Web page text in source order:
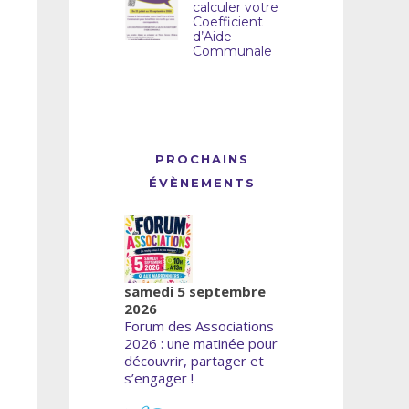
calculer votre
Coefficient
d’Aide
Communale
PROCHAINS
ÉVÈNEMENTS
samedi 5 septembre
2026
Forum des Associations
2026 : une matinée pour
découvrir, partager et
s’engager !